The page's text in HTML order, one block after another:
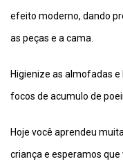
efeito moderno, dando
as peças e a cama.
Higienize as almofadas
focos de acumulo de
Hoje você aprendeu
criança e esperamos